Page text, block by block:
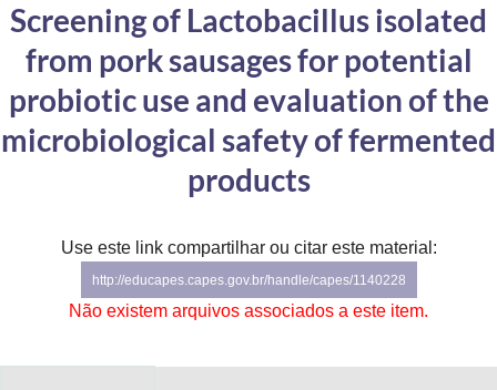
Controladoria-Geral da União
Ministério da Mulher, da Família e dos Direitos Humanos
Secretaria-Geral
Advocacia-Geral da União
Banco Central do Brasil
Planalto
Screening of Lactobacillus isolated
from pork sausages for potential
probiotic use and evaluation of the
microbiological safety of fermented
products
Use este link compartilhar ou citar este material:
http://educapes.capes.gov.br/handle/capes/1140228
Não existem arquivos associados a este item.